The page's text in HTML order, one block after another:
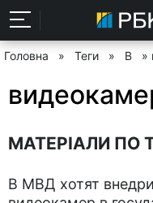
Головна » Теги » В »
МАТЕРІАЛИ ПО
В МВД хотят